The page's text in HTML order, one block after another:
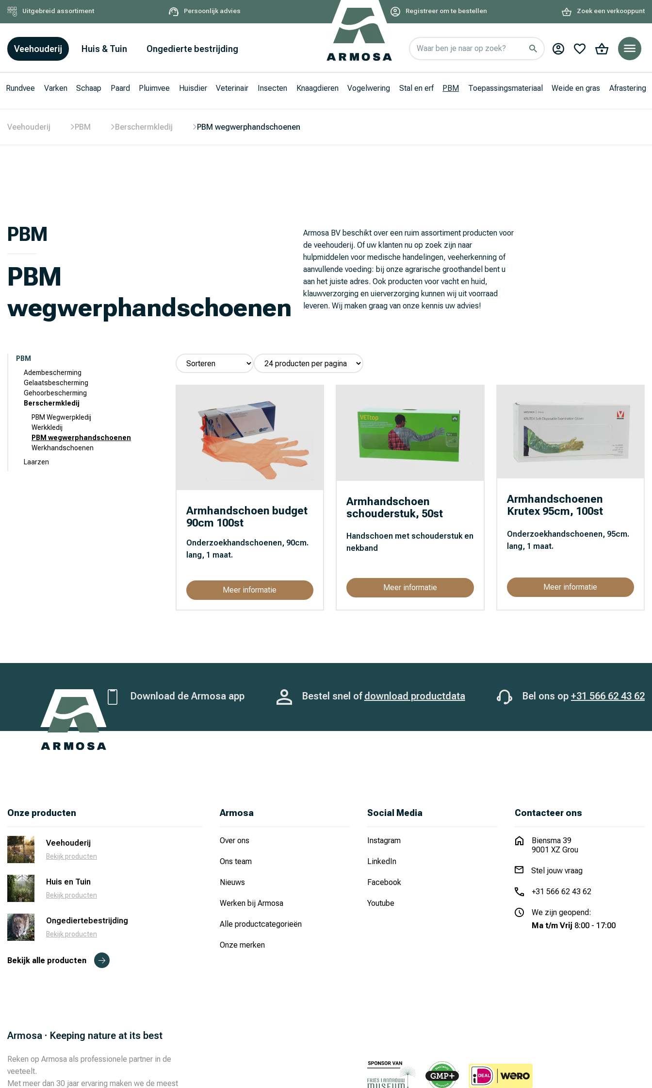
Uitgebreid assortiment Persoonlijk advies Registreer om te bestellen Zoek een verkooppunt
Veehouderij
Rundvee Varken Schaap Paard Pluimvee Huisdier Veterinair Insecten Knaagdieren Vogelwering Stal en erf PBM Toepassingsmateriaal Weide en gras Afrastering
Huis & Tuin Ongedierte bestrijding Waar ben je naar op zoek?
Veehouderij PBM Berschermkledij PBM wegwerphandschoenen
PBM
PBM
wegwerphandschoenen
Armosa BV beschikt over een ruim assortiment producten voor
de veehouderij. Of uw klanten nu op zoek zijn naar
hulpmiddelen voor medische handelingen, veeherkenning of
aanvullende voeding: bij onze agrarische groothandel bent u
aan het juiste adres. Ook producten voor vacht en huid,
klauwverzorging en uierverzorging kunnen wij uit voorraad
leveren. Wij maken graag van onze kennis uw advies!
PBM
Adembescherming
Gelaatsbescherming
Gehoorbescherming
Berschermkledij
PBM Wegwerpkledij
Werkkledij
PBM wegwerphandschoenen
Werkhandschoenen
Laarzen
Armhandschoen budget
90cm 100st
Onderzoekhandschoenen, 90cm.
lang, 1 maat.
Meer informatie
Armhandschoen
schouderstuk, 50st
Handschoen met schouderstuk en
nekband
Meer informatie
Armhandschoenen
Krutex 95cm, 100st
Onderzoekhandschoenen, 95cm.
lang, 1 maat.
Meer informatie
Download de Armosa app Bestel snel of download productdata Bel ons op +31 566 62 43 62
Onze producten
Veehouderij
Bekijk producten
Huis en Tuin
Bekijk producten
Ongediertebestrijding
Bekijk producten
Bekijk alle producten
Armosa
Over ons
Ons team
Nieuws
Werken bij Armosa
Alle productcategorieën
Onze merken
Social Media
Instagram
LinkedIn
Facebook
Youtube
Contacteer ons
Biensma 39
9001 XZ Grou
Stel jouw vraag
+31 566 62 43 62
We zijn geopend:
Ma t/m Vrij 8:00 - 17:00
Armosa · Keeping nature at its best
Reken op Armosa als professionele partner in de
veeteelt.
Met meer dan 30 jaar ervaring maken we de meest